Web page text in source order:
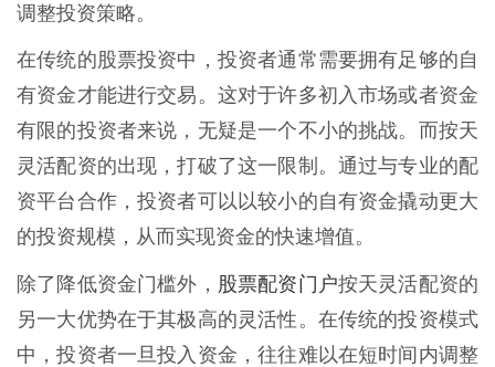
调整投资策略。
在传统的股票投资中，投资者通常需要拥有足够的自
有资金才能进行交易。这对于许多初入市场或者资金
有限的投资者来说，无疑是一个不小的挑战。而按天
灵活配资的出现，打破了这一限制。通过与专业的配
资平台合作，投资者可以以较小的自有资金撬动更大
的投资规模，从而实现资金的快速增值。
除了降低资金门槛外， 股票配资门户按天灵活配资的
另一大优势在于其极高的灵活性。在传统的投资模式
中，投资者一旦投入资金，往往难以在短时间内调整